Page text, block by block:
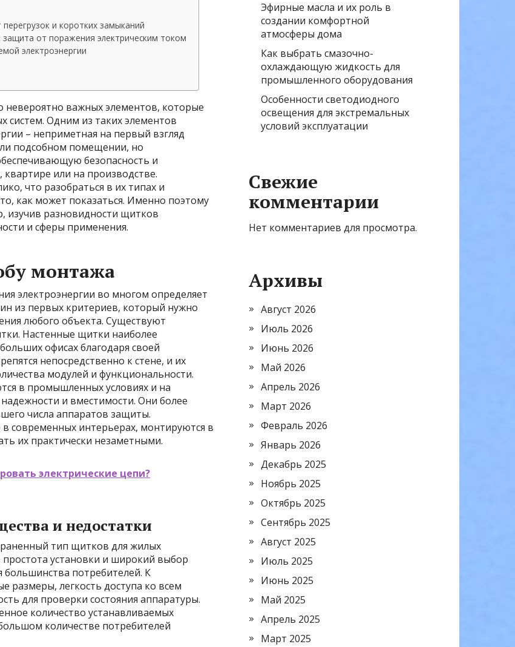
и коротких замыканий
от поражения электрическим током
электроэнергии
важных элементов, которые
систем. Одним из таких элементов
– неприметная на первый взгляд
подсобном помещении, но
безопасность и
или на производстве.
что разобраться в их типах и
как может показаться. Именно поэтому
изучив разновидности щитков
и сферы применения.
монтажа
электроэнергии во многом определяет
из первых критериев, который нужно
любого объекта. Существуют
Настенные щитки наиболее
офисах благодаря своей
непосредственно к стене, и их
модулей и функциональности.
в промышленных условиях и на
и вместимости. Они более
числа аппаратов защиты.
современных интерьерах, монтируются в
их практически незаметными.
электрические цепи?
и недостатки
тип щитков для жилых
установки и широкий выбор
потребителей. К
легкость доступа ко всем
для проверки состояния аппаратуры.
количество устанавливаемых
количестве потребителей
Эфирные масла и их роль в
создании комфортной
атмосферы дома
Как выбрать смазочно-
охлаждающую жидкость для
промышленного оборудования
Особенности светодиодного
освещения для экстремальных
условий эксплуатации
Свежие
комментарии
Нет комментариев для просмотра.
Архивы
Август 2026
Июль 2026
Июнь 2026
Май 2026
Апрель 2026
Март 2026
Февраль 2026
Январь 2026
Декабрь 2025
Ноябрь 2025
Октябрь 2025
Сентябрь 2025
Август 2025
Июль 2025
Июнь 2025
Май 2025
Апрель 2025
Март 2025